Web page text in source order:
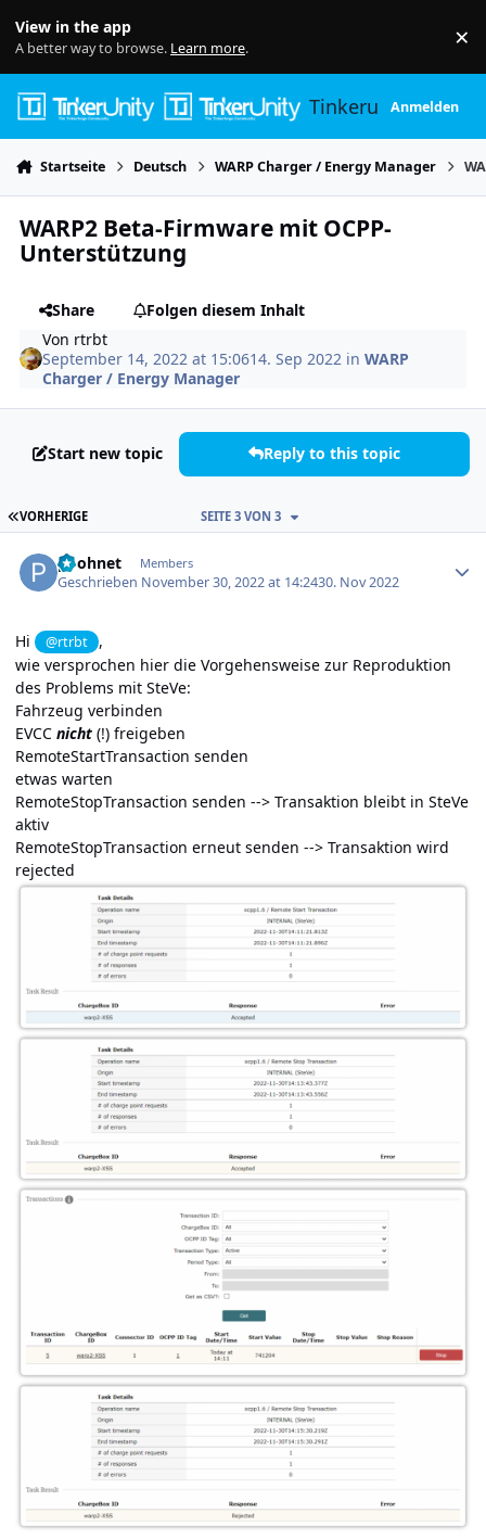
View in the app
A better way to browse. Learn more. ×
TinkerunityAnmelden
Startseite Deutsch WARP Charger / Energy Manager
WARP2 Beta-Firmware mit OCPP-
Unterstützung
Share
Folgen diesem Inhalt
Von rtrbt
September 14, 2022 at 15:0614. Sep 2022 inWARP
Charger / Energy Manager
Start new topic Reply to this topic
ERSTE SEITE
VORHERIGE SEITE 3 VON 3
poohnet Members
Geschrieben November 30, 2022 at 14:2430. Nov 2022
Hi @rtrbt
,
wie versprochen hier die Vorgehensweise zur Reproduktion
des Problems mit SteVe:
Fahrzeug verbinden
EVCC nicht (!) freigeben
RemoteStartTransaction senden
etwas warten
RemoteStopTransaction senden --> Transaktion bleibt in SteVe
aktiv
RemoteStopTransaction erneut senden --> Transaktion wird
rejected